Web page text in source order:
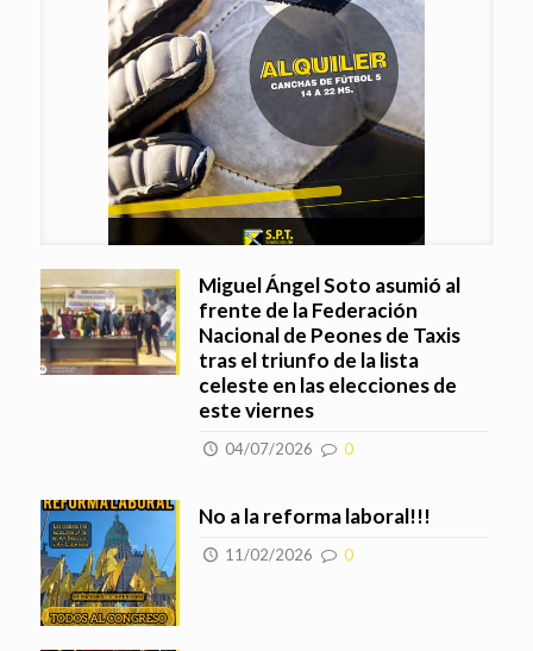
Miguel Ángel Soto asumió al
frente de la Federación
Nacional de Peones de Taxis
tras el triunfo de la lista
celeste en las elecciones de
este viernes
04/07/2026 0
No a la reforma laboral!!!
11/02/2026 0